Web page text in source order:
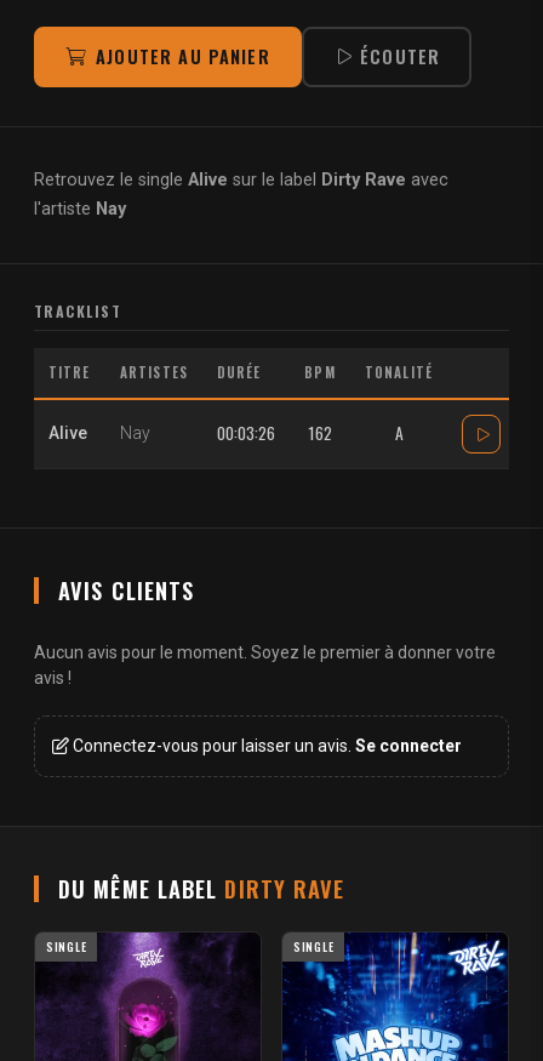
AJOUTER AU PANIER ÉCOUTER
Retrouvez le single Alive sur le label Dirty Rave avec
l'artiste Nay
TRACKLIST
TITRE ARTISTES DURÉE BPM TONALITÉ
Alive Nay 00:03:26 162 A
AVIS CLIENTS
Aucun avis pour le moment. Soyez le premier à donner votre
avis !
Connectez-vous pour laisser un avis. Se connecter
DU MÊME LABEL DIRTY RAVE
SINGLE SINGLE